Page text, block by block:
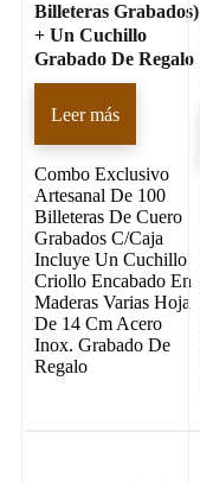
Billeteras Grabados)
+ Un Cuchillo
Grabado De Regalo
Leer más
Combo Exclusivo
Artesanal De 100
Billeteras De Cuero
Grabados C/Caja
Incluye Un Cuchillo
Criollo Encabado En
Maderas Varias Hoja
De 14 Cm Acero
Inox. Grabado De
Regalo